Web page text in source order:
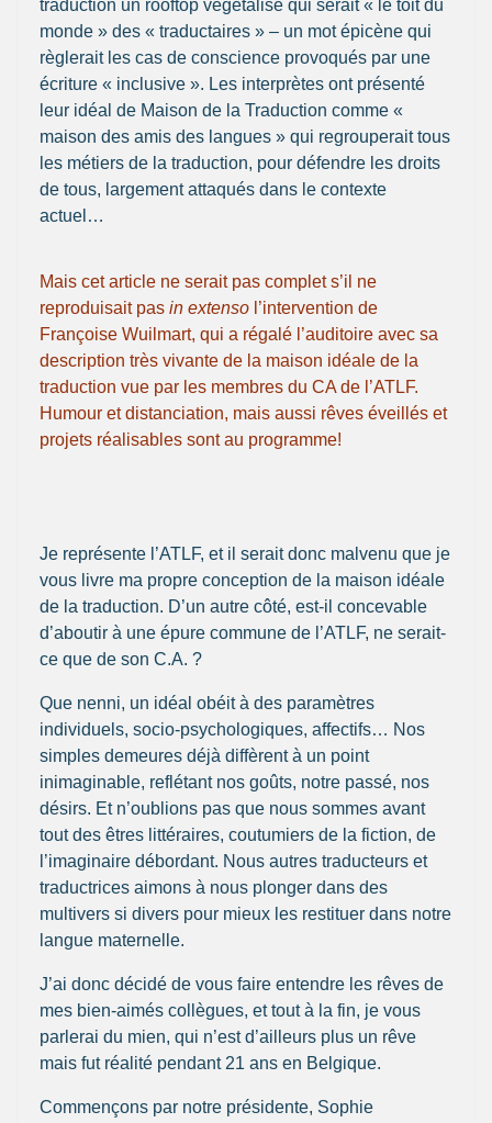
traduction un rooftop végétalisé qui serait « le toit du
monde » des « traductaires » – un mot épicène qui
règlerait les cas de conscience provoqués par une
écriture « inclusive ». Les interprètes ont présenté
leur idéal de Maison de la Traduction comme «
maison des amis des langues » qui regrouperait tous
les métiers de la traduction, pour défendre les droits
de tous, largement attaqués dans le contexte
actuel…
Mais cet article ne serait pas complet s’il ne
reproduisait pas in extenso l’intervention de
Françoise Wuilmart, qui a régalé l’auditoire avec sa
description très vivante de la maison idéale de la
traduction vue par les membres du CA de l’ATLF.
Humour et distanciation, mais aussi rêves éveillés et
projets réalisables sont au programme!
Je représente l’ATLF, et il serait donc malvenu que je
vous livre ma propre conception de la maison idéale
de la traduction. D’un autre côté, est-il concevable
d’aboutir à une épure commune de l’ATLF, ne serait-
ce que de son C.A. ?
Que nenni, un idéal obéit à des paramètres
individuels, socio-psychologiques, affectifs… Nos
simples demeures déjà diffèrent à un point
inimaginable, reflétant nos goûts, notre passé, nos
désirs. Et n’oublions pas que nous sommes avant
tout des êtres littéraires, coutumiers de la fiction, de
l’imaginaire débordant. Nous autres traducteurs et
traductrices aimons à nous plonger dans des
multivers si divers pour mieux les restituer dans notre
langue maternelle.
J’ai donc décidé de vous faire entendre les rêves de
mes bien-aimés collègues, et tout à la fin, je vous
parlerai du mien, qui n’est d’ailleurs plus un rêve
mais fut réalité pendant 21 ans en Belgique.
Commençons par notre présidente, Sophie